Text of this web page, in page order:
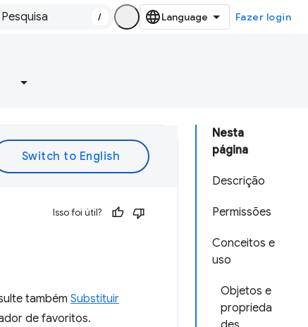
/ Fazer login
Nesta
página
Descrição
Permissões
Conceitos e
uso
Objetos e
proprieda
Isso foi útil?
também Substituir
de favoritos.